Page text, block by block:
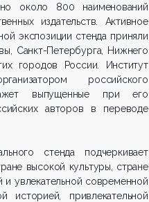
около 800 наименований
издательств. Активное
экспозиции стенда приняли
Санкт-Петербурга, Нижнего
городов России. Институт
российского
выпущенные при его
авторов в переводе
стенда подчеркивает
высокой культуры, стране
и увлекательной современной
историей, привлекательной